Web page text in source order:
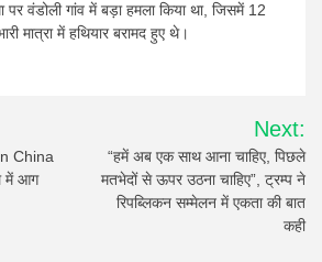
पर वंडोली गांव में बड़ा हमला किया था, जिसमें 12
मात्रा में हथियार बरामद हुए थे।
China
में आग
Next:
“हमें अब एक साथ आना चाहिए, पिछले
मतभेदों से ऊपर उठना चाहिए”, ट्रम्प ने
रिपब्लिकन सम्मेलन में एकता की बात
कही